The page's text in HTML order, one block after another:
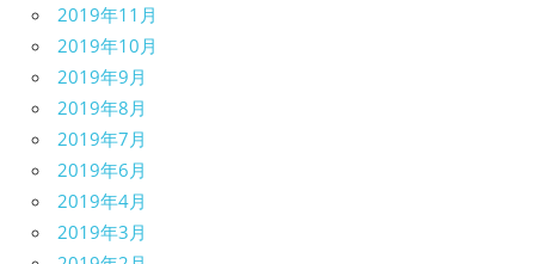
2019年11月
2019年10月
2019年9月
2019年8月
2019年7月
2019年6月
2019年4月
2019年3月